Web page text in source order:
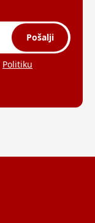
Pošalji
Politiku